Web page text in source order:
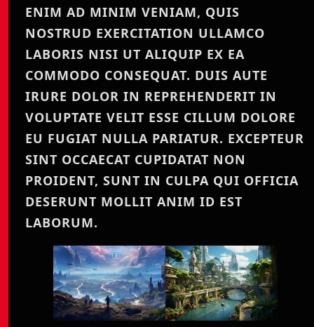
ENIM AD MINIM VENIAM, QUIS
NOSTRUD EXERCITATION ULLAMCO
LABORIS NISI UT ALIQUIP EX EA
COMMODO CONSEQUAT. DUIS AUTE
IRURE DOLOR IN REPREHENDERIT IN
VOLUPTATE VELIT ESSE CILLUM DOLORE
EU FUGIAT NULLA PARIATUR. EXCEPTEUR
SINT OCCAECAT CUPIDATAT NON
PROIDENT, SUNT IN CULPA QUI OFFICIA
DESERUNT MOLLIT ANIM ID EST
LABORUM.